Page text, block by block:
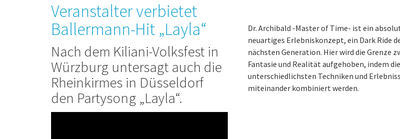
Veranstalter verbietet
Ballermann-Hit „Layla“
Nach dem Kiliani-Volksfest in
Würzburg untersagt auch die
Rheinkirmes in Düsseldorf
den Partysong „Layla“.
Dr. Archibald -Master of Time- ist ein
neuartiges Erlebniskonzept, ein Dark Ride
nächsten Generation. Hier wird die Grenze
Fantasie und Realität aufgehoben, indem die
unterschiedlichsten Techniken und
miteinander kombiniert werden.